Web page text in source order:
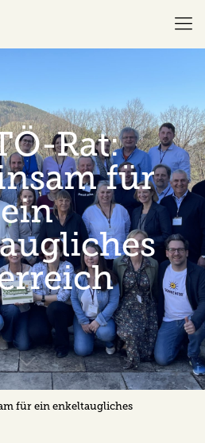
Rat:
für
ein
für ein enkeltaugliches